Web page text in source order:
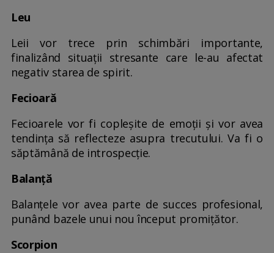
Leu
Leii vor trece prin schimbări importante,
finalizând situații stresante care le-au afectat
negativ starea de spirit.
Fecioară
Fecioarele vor fi copleșite de emoții și vor avea
tendința să reflecteze asupra trecutului. Va fi o
săptămână de introspecție.
Balanță
Balanțele vor avea parte de succes profesional,
punând bazele unui nou început promițător.
Scorpion